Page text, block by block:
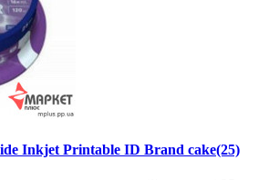
Inkjet Printable ID Brand cake(25)